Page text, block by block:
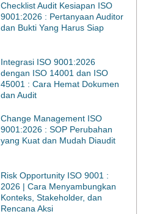
Checklist Audit Kesiapan ISO
9001:2026 : Pertanyaan Auditor
dan Bukti Yang Harus Siap
Integrasi ISO 9001:2026
dengan ISO 14001 dan ISO
45001 : Cara Hemat Dokumen
dan Audit
Change Management ISO
9001:2026 : SOP Perubahan
yang Kuat dan Mudah Diaudit
Risk Opportunity ISO 9001 :
2026 | Cara Menyambungkan
Konteks, Stakeholder, dan
Rencana Aksi